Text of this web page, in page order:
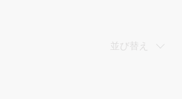
並び替え